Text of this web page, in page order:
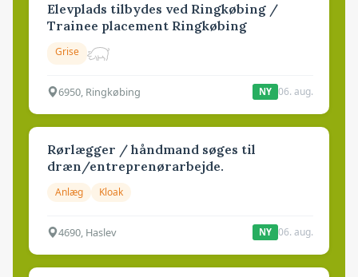
Elevplads tilbydes ved Ringkøbing /
Trainee placement Ringkøbing
Grise
6950, Ringkøbing NY 06. aug.
Rørlægger / håndmand søges til
dræn/entreprenørarbejde.
Anlæg Kloak
4690, Haslev NY 06. aug.